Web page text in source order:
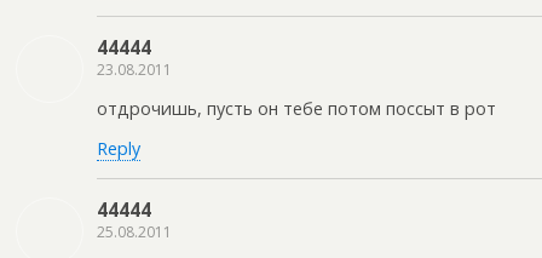
44444
23.08.2011
отдрочишь, пусть он тебе потом поссыт в рот
Reply
44444
25.08.2011